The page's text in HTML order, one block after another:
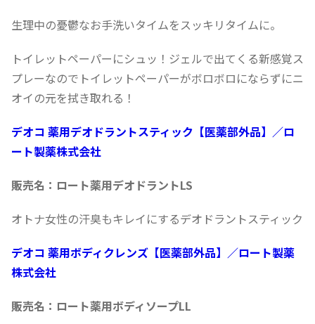
生理中の憂鬱なお手洗いタイムをスッキリタイムに。
トイレットペーパーにシュッ！ジェルで出てくる新感覚ス
プレーなのでトイレットペーパーがボロボロにならずにニ
オイの元を拭き取れる！
デオコ 薬用デオドラントスティック【医薬部外品】／ロ
ート製薬株式会社
販売名：ロート薬用デオドラントLS
オトナ女性の汗臭もキレイにするデオドラントスティック
デオコ 薬用ボディクレンズ【医薬部外品】／ロート製薬
株式会社
販売名：ロート薬用ボディソープLL